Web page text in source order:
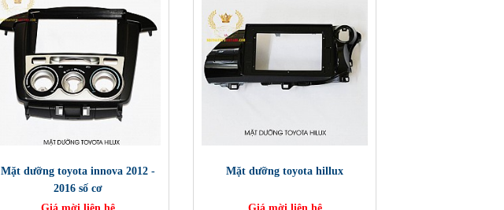
Mặt dưỡng toyota innova 2012 -
2016 số cơ
Mặt dưỡng toyota hillux